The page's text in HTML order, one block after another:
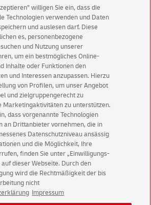
zur Vertragserfüllung, Rechtsgrundlage ist Art. 6
Angaben sind freiwillig, Rechtsgrundlage ist Ihre
1 lit. a DSGVO.
Impressum
willigen Sie ein, dass die
Technologien verwenden und Daten
und auslesen darf. Diese
es, personenbezogene
und Nutzung unserer
um ein bestmögliches Online-
Inhalte oder Funktionen den
und Interessen anzupassen. Hierzu
von Profilen, um unser Angebot
und zielgruppengerecht zu
Marketingaktivitäten zu unterstützen.
dass vorgenannte Technologien
an Drittanbieter vornehmen, die in
Datenschutzniveau ansässig
und die Möglichkeit, Ihre
finden Sie unter „Einwilligungs-
dieser Webseite. Durch den
wird die Rechtmäßigkeit der bis
nicht
Impressum